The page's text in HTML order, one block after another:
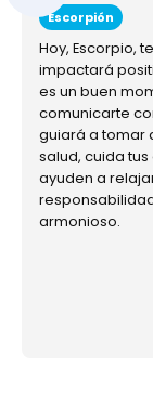
Escorpión
Hoy, Escorpio,
impactará
es un buen
comunicarte
guiará a tomar
salud, cuida
ayuden a
armonioso.